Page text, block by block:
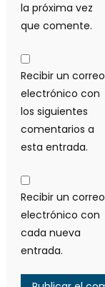
la próxima vez
que comente.
Recibir un correo
electrónico con
los siguientes
comentarios a
esta entrada.
Recibir un correo
electrónico con
cada nueva
entrada.